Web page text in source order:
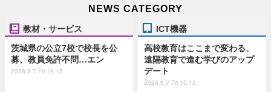
NEWS CATEGORY
教材・サービス
茨城県の公立7校で校長を公
募、教員免許不問…エン
2026.8.7 Fri 19:15
ICT機器
高校教育はここまで変わる、
遠隔教育で進む学びのアップ
デート
2026.8.7 Fri 15:15